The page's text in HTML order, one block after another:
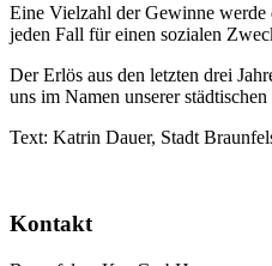
Eine Vielzahl der Gewinne werde
jeden Fall für einen sozialen
Der Erlös aus den letzten drei
uns im Namen unserer
Text: Katrin Dauer, Stadt
Kontakt